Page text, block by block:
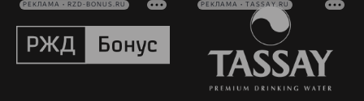
РЕКЛАМА • RZD-BONUS.RU РЕКЛАМА • TASSAY.RU